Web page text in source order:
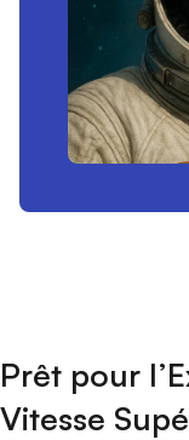
Prêt pour
Vitesse